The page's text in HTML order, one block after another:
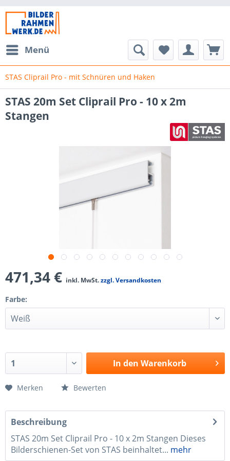
Menü
STAS Cliprail Pro - mit Schnüren und Haken
STAS 20m Set Cliprail Pro - 10 x 2m
Stangen
471,34 € inkl. MwSt.zzgl. Versandkosten
Farbe:
In den Warenkorb
Merken Bewerten
Beschreibung
STAS 20m Set Cliprail Pro - 10 x 2m Stangen Dieses
Bilderschienen-Set von STAS beinhaltet... mehr